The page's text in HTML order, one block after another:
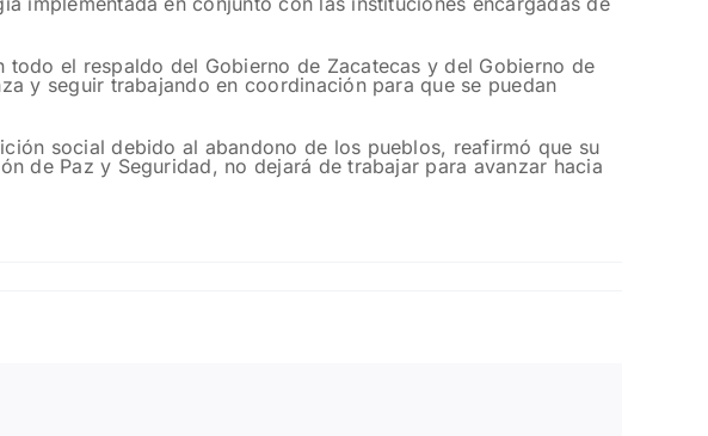
el respaldo del Gobierno de Zacatecas y del Gobierno de
y seguir trabajando en coordinación para que se puedan
social debido al abandono de los pueblos, reafirmó que su
de Paz y Seguridad, no dejará de trabajar para avanzar hacia